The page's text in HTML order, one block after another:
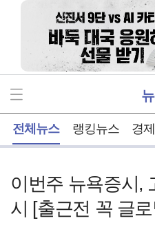
전체뉴스 랭킹뉴스 경제
이번주 뉴욕증시,
시 [출근전 꼭 글